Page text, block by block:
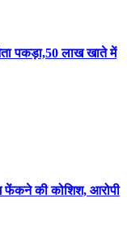
पकड़ा,50 लाख खाते में
फेंकने की कोशिश, आरोपी